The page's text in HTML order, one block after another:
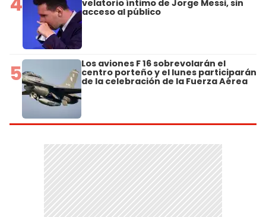
velatorio íntimo de Jorge Messi, sin
acceso al público
5 Los aviones F 16 sobrevolarán el
centro porteño y el lunes participarán
de la celebración de la Fuerza Aérea